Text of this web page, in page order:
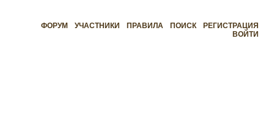
ФОРУМ УЧАСТНИКИ ПРАВИЛА ПОИСК
РЕГИСТРАЦИЯ
ВОЙТИ